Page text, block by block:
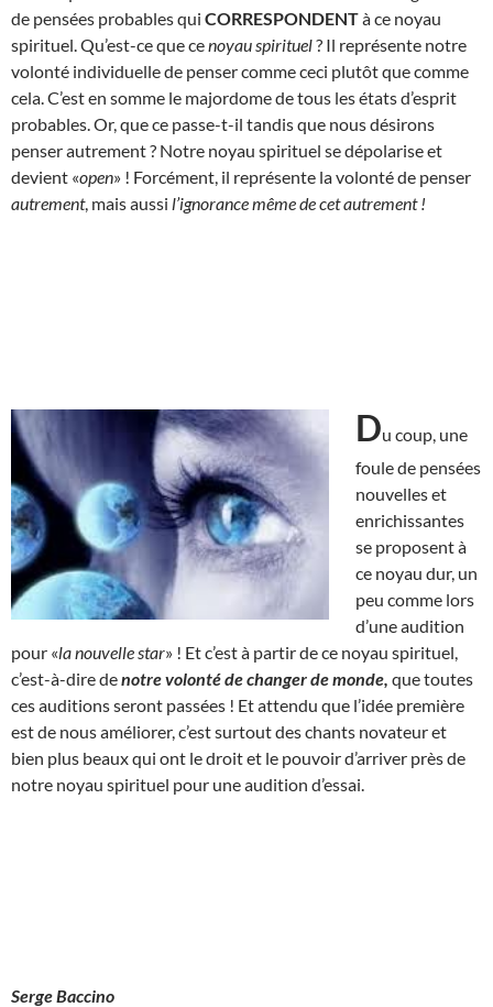
de pensées probables qui CORRESPONDENTà ce noyau
spirituel. Qu’est-ce que cenoyau spirituel? Il représente notre
volonté individuelle de penser comme ceci plutôt que comme
cela. C’est en somme le majordome de tous les états d’esprit
probables. Or, que ce passe-t-il tandis que nous désirons
penser autrement ? Notre noyau spirituel se dépolarise et
devient «open» ! Forcément, il représente la volonté de penser
autrement, mais aussi l’ignorance même de cet autrement !
Du coup, une
foule de pensées
nouvelles et
enrichissantes
se proposent à
ce noyau dur, un
peu comme lors
d’une audition
pour «la nouvelle star» ! Et c’est à partir de ce noyau spirituel,
c’est-à-dire denotre volonté de changer de monde, que toutes
ces auditions seront passées ! Et attendu que l’idée première
est de nous améliorer, c’est surtout des chants novateur et
bien plus beaux qui ont le droit et le pouvoir d’arriver près de
notre noyau spirituel pour une audition d’essai.
Serge Baccino